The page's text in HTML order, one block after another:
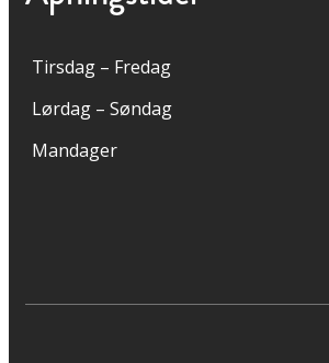
Tirsdag – Fredag
Lørdag – Søndag
Mandager